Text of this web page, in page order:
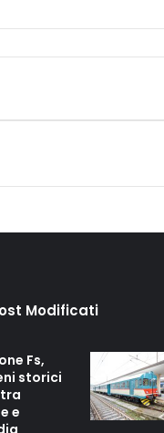
Modificati
Fs,
storici
e